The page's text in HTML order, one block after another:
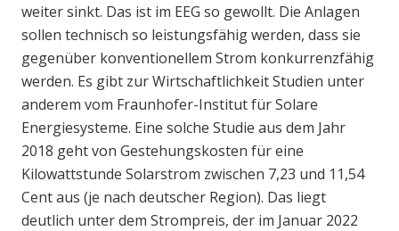
weiter sinkt. Das ist im EEG so gewollt. Die Anlagen
sollen technisch so leistungsfähig werden, dass sie
gegenüber konventionellem Strom konkurrenzfähig
werden. Es gibt zur Wirtschaftlichkeit Studien unter
anderem vom Fraunhofer-Institut für Solare
Energiesysteme. Eine solche Studie aus dem Jahr
2018 geht von Gestehungskosten für eine
Kilowattstunde Solarstrom zwischen 7,23 und 11,54
Cent aus (je nach deutscher Region). Das liegt
deutlich unter dem Strompreis, der im Januar 2022